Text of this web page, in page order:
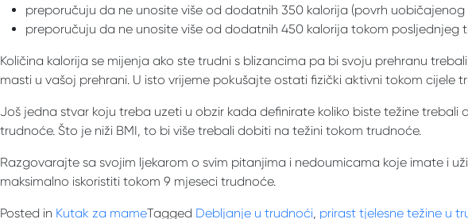
preporučuju da ne unosite više od dodatnih 350 kalorija (povrh
preporučuju da ne unosite više od dodatnih 450 kalorija tokom posljednjeg
Količina kalorija se mijenja ako ste trudni s blizancima pa bi svoju prehranu
masti u vašoj prehrani. U isto vrijeme pokušajte ostati fizički aktivni tokom cijele
Još jedna stvar koju treba uzeti u obzir kada definirate koliko biste težine
trudnoće. Što je niži BMI, to bi više trebali dobiti na težini tokom trudnoće.
Razgovarajte sa svojim ljekarom o svim pitanjima i nedoumicama koje imate i
maksimalno iskoristiti tokom 9 mjeseci trudnoće.
Posted in Kutak za mameTagged Debljanje u trudnoći, prirast tjelesne težine u